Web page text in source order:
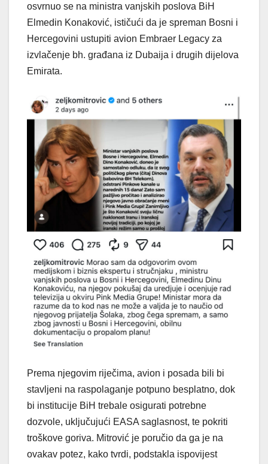
osvrnuo se na ministra vanjskih poslova BiH
Elmedin Konaković, ističući da je spreman Bosni i
Hercegovini ustupiti avion Embraer Legacy za
izvlačenje bh. građana iz Dubaija i drugih dijelova
Emirata.
Prema njegovim riječima, avion i posada bili bi
stavljeni na raspolaganje potpuno besplatno, dok
bi institucije BiH trebale osigurati potrebne
dozvole, uključujući EASA saglasnost, te pokriti
troškove goriva. Mitrović je poručio da ga je na
ovakav potez, kako tvrdi, podstakla ispovijest